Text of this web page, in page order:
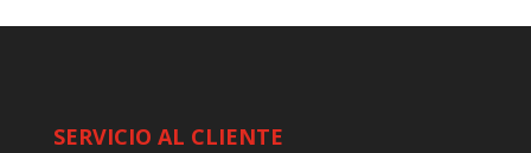
SERVICIO AL CLIENTE